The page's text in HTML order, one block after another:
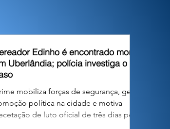
Edinho é encontrado morto
Uberlândia; polícia investiga o
mobiliza forças de segurança, gera
política na cidade e motiva
de luto oficial de três dias pelo